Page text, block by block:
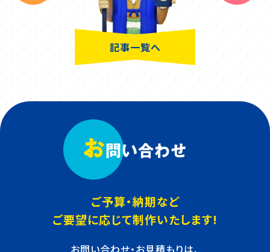
記事一覧へ
お 問い合わせ
ご予算・納期など
ご要望に応じて制作いたします!
お問い合わせ・お見積もりは、